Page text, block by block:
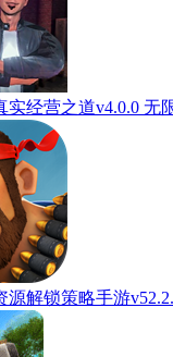
实经营之道v4.0.0 无
源解锁策略手游